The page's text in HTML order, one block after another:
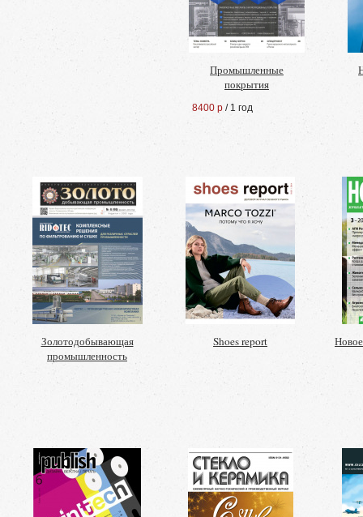
Промышленные
покрытия
8400 р / 1 год
Золотодобывающая
промышленность
Shoes report Новое